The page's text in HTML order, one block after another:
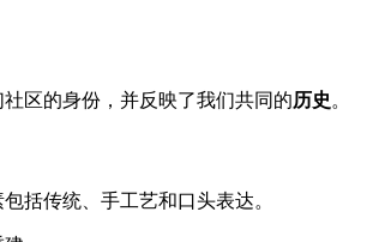
区的身份，并反映了我们共同的历史 。
括传统、手工艺和口头表达。